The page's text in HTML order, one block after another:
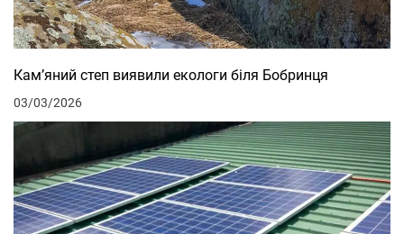
Кам’яний степ виявили екологи біля Бобринця
03/03/2026